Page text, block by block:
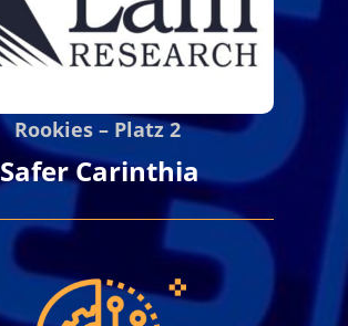
Rookies – Platz 2
Safer Carinthia